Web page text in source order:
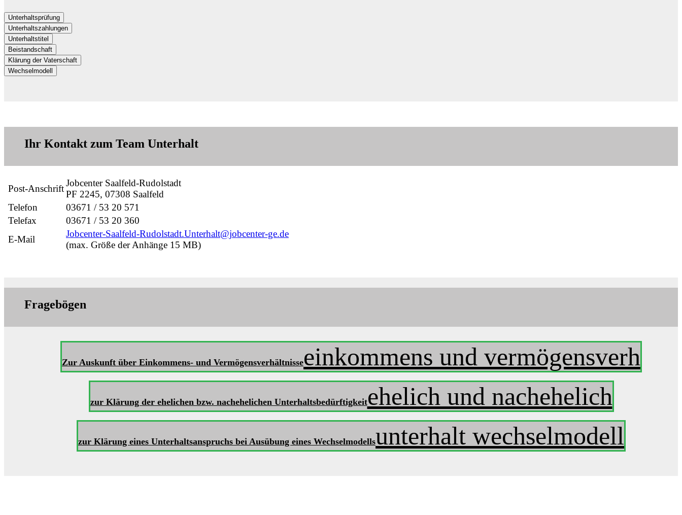
Unterhaltsprüfung
Unterhaltszahlungen
Unterhaltstitel
Beistandschaft
Klärung der Vaterschaft
Wechselmodell
Ihr Kontakt zum Team Unterhalt
Post-Anschrift
Jobcenter Saalfeld-Rudolstadt
PF 2245, 07308 Saalfeld
Telefon
03671 / 53 20 571
Telefax
03671 / 53 20 360
E-Mail
Jobcenter-Saalfeld-Rudolstadt.Unterhalt@jobcenter-ge.de
(max. Größe der Anhänge 15 MB)
Fragebögen
Zur Auskunft über Einkommens- und Vermögensverhältnisseeinkommens und vermögensverh
zur Klärung der ehelichen bzw. nachehelichen Unterhaltsbedürftigkeitehelich und nachehelich
zur Klärung eines Unterhaltsanspruchs bei Ausübung eines Wechselmodellsunterhalt wechselmodell